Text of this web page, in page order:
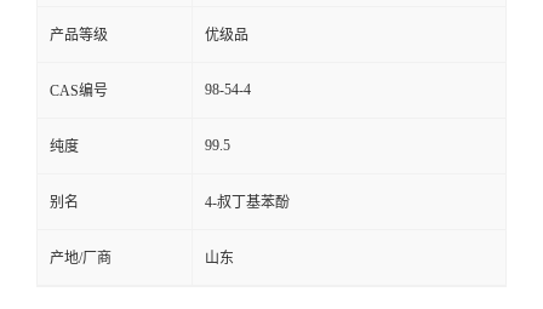
产品等级 优级品
CAS编号 98-54-4
纯度 99.5
别名 4-叔丁基苯酚
产地/厂商 山东